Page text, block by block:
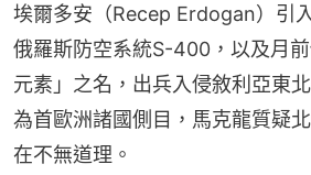
埃爾多安（Recep Erdogan）引
俄羅斯防空系統S-400，以及月
元素」之名，出兵入侵敘利亞東
為首歐洲諸國側目，馬克龍質疑
在不無道理。